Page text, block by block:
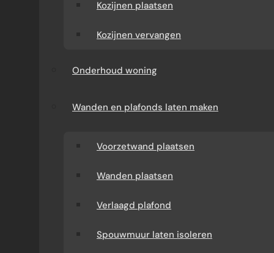
Kozijnen plaatsen
Kozijnen vervangen
Onderhoud woning
Wanden en plafonds laten maken
Voorzetwand plaatsen
Wanden plaatsen
Verlaagd plafond
Spouwmuur laten isoleren